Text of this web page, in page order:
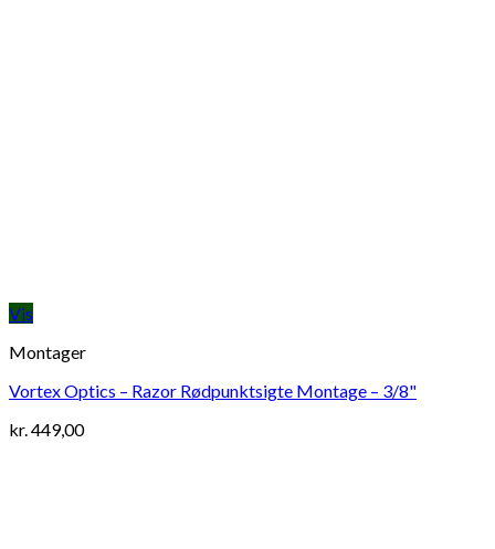
Vis
Montager
Vortex Optics – Razor Rødpunktsigte Montage – 3/8"
kr.449,00